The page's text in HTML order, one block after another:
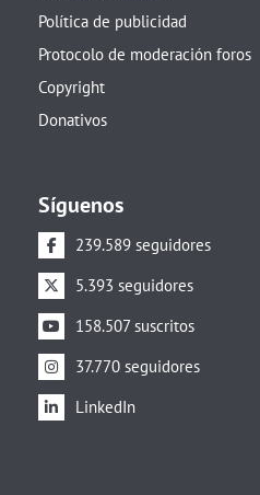
Política de publicidad
Protocolo de moderación foros
Copyright
Donativos
Síguenos
239.589 seguidores
5.393 seguidores
158.507 suscritos
37.770 seguidores
LinkedIn